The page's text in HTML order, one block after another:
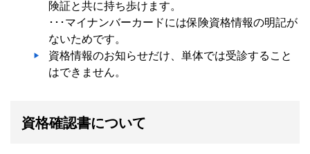
険証と共に持ち歩けます。
･･･マイナンバーカードには保険資格情報の明記が
ないためです。
資格情報のお知らせだけ、単体では受診すること
はできません。
資格確認書について